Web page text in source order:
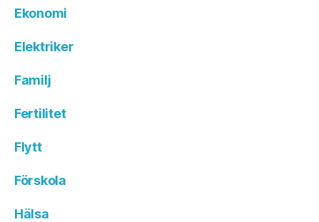
Ekonomi
Elektriker
Familj
Fertilitet
Flytt
Förskola
Hälsa